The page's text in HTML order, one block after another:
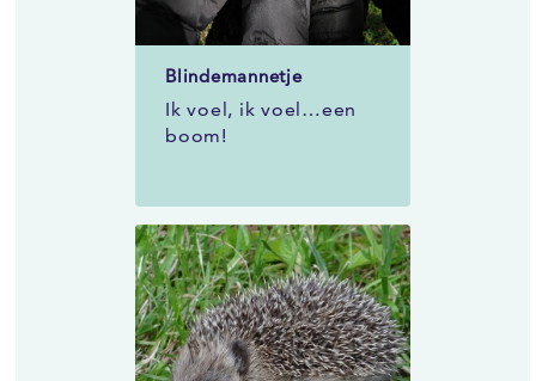
Blindemannetje
Ik voel, ik voel…een
boom!